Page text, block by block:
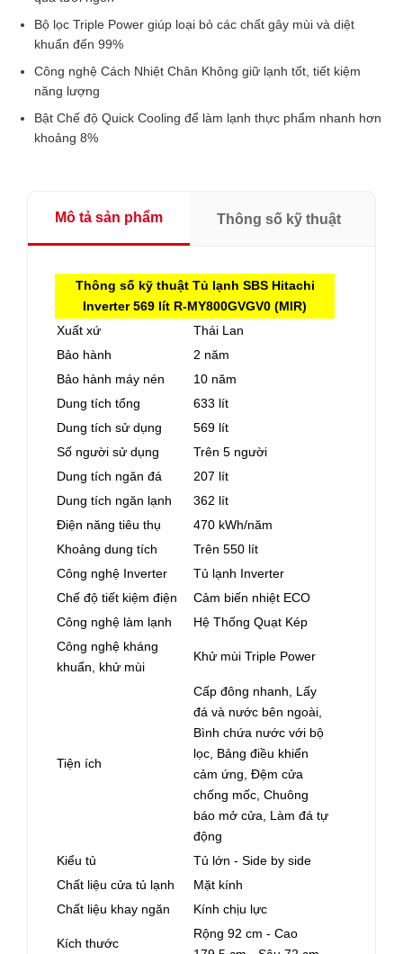
Bộ lọc Triple Power giúp loại bỏ các chất gây mùi và diệt
khuẩn đến 99%
Công nghệ Cách Nhiệt Chân Không giữ lạnh tốt, tiết kiệm
năng lượng
Bật Chế độ Quick Cooling để làm lạnh thực phẩm nhanh hơn
khoảng 8%
Mô tả sản phẩm Thông số kỹ thuật
Thông số kỹ thuật Tủ lạnh SBS Hitachi
Inverter 569 lít R-MY800GVGV0 (MIR)
Xuất xứ
Thái Lan
Bảo hành
2 năm
Bảo hành máy nén
10 năm
Dung tích tổng
633 lít
Dung tích sử dụng
569 lít
Số người sử dụng
Trên 5 người
Dung tích ngăn đá
207 lít
Dung tích ngăn lạnh
362 lít
Điện năng tiêu thụ
470 kWh/năm
Khoảng dung tích
Trên 550 lít
Công nghệ Inverter
Tủ lạnh Inverter
Chế độ tiết kiệm điện
Cảm biến nhiệt ECO
Công nghệ làm lạnh
Hệ Thống Quạt Kép
Công nghệ kháng
khuẩn, khử mùi
Khử mùi Triple Power
Tiện ích
Cấp đông nhanh, Lấy
đá và nước bên ngoài,
Bình chứa nước với bộ
lọc, Bảng điều khiển
cảm ứng, Đệm cửa
chống mốc, Chuông
báo mở cửa, Làm đá tự
động
Kiểu tủ
Tủ lớn - Side by side
Chất liệu cửa tủ lạnh
Mặt kính
Chất liệu khay ngăn
Kính chịu lực
Kích thước
Rộng 92 cm - Cao